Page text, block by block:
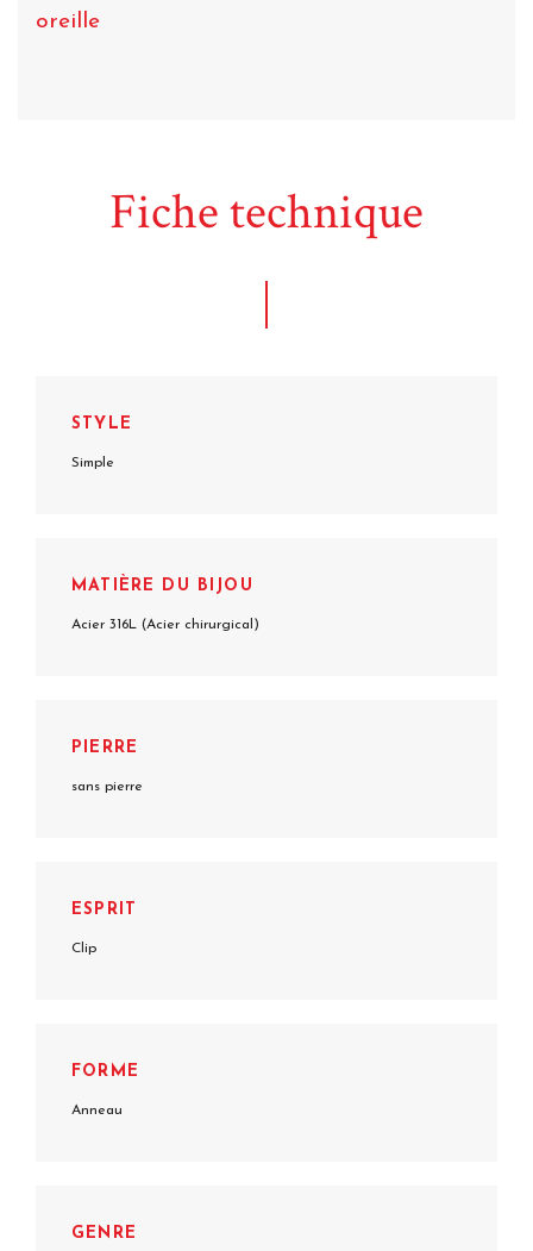
oreille
Fiche technique
STYLE
Simple
MATIÈRE DU BIJOU
Acier 316L (Acier chirurgical)
PIERRE
sans pierre
ESPRIT
Clip
FORME
Anneau
GENRE